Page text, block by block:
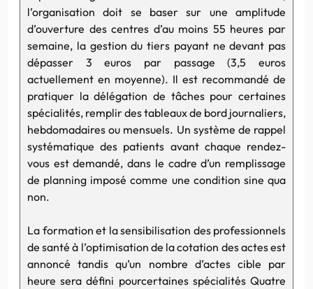
l’organisation doit se baser sur une amplitude
d’ouverture des centres d’au moins 55 heures par
semaine, la gestion du tiers payant ne devant pas
dépasser 3euros par passage (3,5euros
actuellement en moyenne). Il est recommandé de
pratiquer la délégation de tâches pour certaines
spécialités, remplir des tableaux de bord journaliers,
hebdomadaires ou mensuels. Un système de rappel
systématique des patients avant chaque rendez-
vous est demandé, dans le cadre d’un remplissage
de planning imposé comme une condition sine qua
non.
La formation et la sensibilisation des professionnels
de santé à l’optimisation de la cotation des actes est
annoncé tandis qu’un nombre d’actes cible par
heure sera défini pourcertaines spécialités Quatre